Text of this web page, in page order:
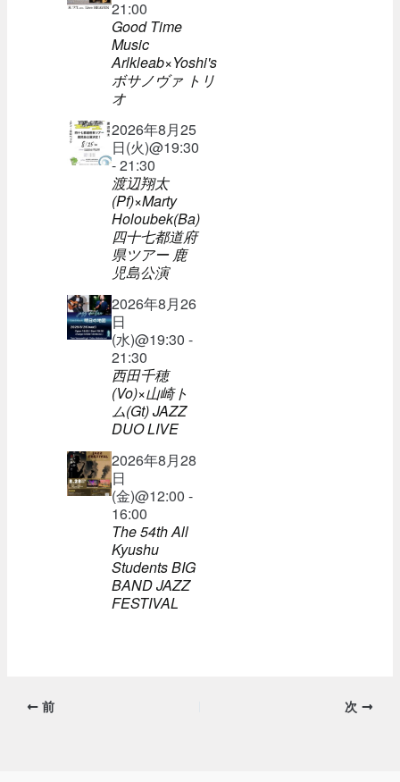
21:00
Good Time
Music
Arlkleab×Yoshi's
ボサノヴァ トリ
オ
2026年8月25
日(火)@19:30
- 21:30
渡辺翔太
(Pf)×Marty
Holoubek(Ba)
四十七都道府
県ツアー 鹿
児島公演
2026年8月26
日
(水)@19:30 -
21:30
西田千穂
(Vo)×山崎ト
ム(Gt) JAZZ
DUO LIVE
2026年8月28
日
(金)@12:00 -
16:00
The 54th All
Kyushu
Students BIG
BAND JAZZ
FESTIVAL
前 次